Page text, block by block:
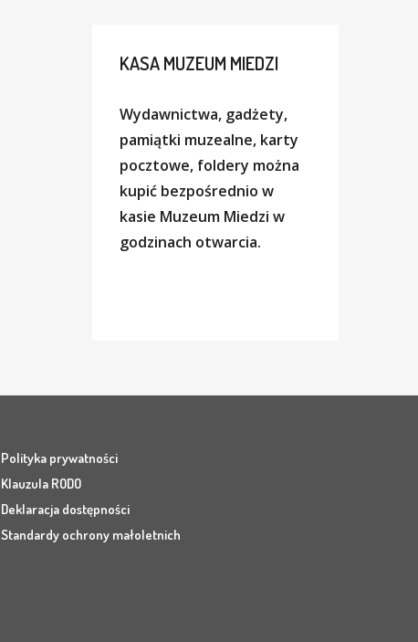
KASAMUZEUM MIEDZI
Wydawnictwa, gadżety,
pamiątki muzealne, karty
pocztowe, foldery można
kupić bezpośrednio w
kasie Muzeum Miedzi w
godzinach otwarcia.
Polityka prywatności
Klauzula RODO
Deklaracja dostępności
Standardy ochrony małoletnich